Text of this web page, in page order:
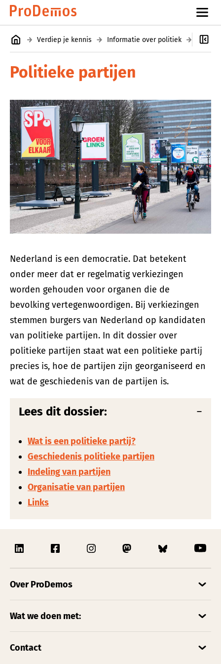
Verdiep je kennis Informatie over politiek
Politieke partijen
Nederland is een democratie. Dat betekent
onder meer dat er regelmatig verkiezingen
worden gehouden voor organen die de
bevolking vertegenwoordigen. Bij verkiezingen
stemmen burgers van Nederland op kandidaten
van politieke partijen. In dit dossier over
politieke partijen staat wat een politieke partij
precies is, hoe de partijen zijn georganiseerd en
wat de geschiedenis van de partijen is.
Lees dit dossier:
Wat is een politieke partij?
Geschiedenis politieke partijen
Indeling van partijen
Organisatie van partijen
Links
Over ProDemos
Wat we doen met:
Contact